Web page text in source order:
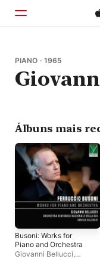
Início
Explorar
PIANO · 1965
Álbuns mais
Busoni: Works for
Piano and Orchestra
Giovanni Bellucci,